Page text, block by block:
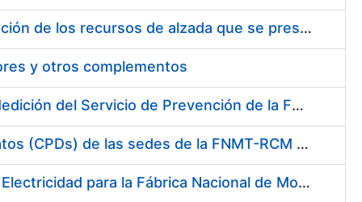
Servicios de una empresa externa para el asesoramiento y resolución de los recursos de alzada que se presentan relacionados con procesos de selección para la FNMT-RCM
y otros complementos
Servicio de Calibración y Verificación Externa de los Equipos de Medición del Servicio de Prevención de la FNMT-RCM
Conexión mediante Fibra Óptica de los Centros de Proceso de Datos (CPDs) de las sedes de la FNMT-RCM de Burgos y Madrid
Contratación de acuerdo marco para el Suministro de Material de Electricidad para la Fábrica Nacional de Moneda y Timbre-Real Casa de la Moneda en su centro de trabajo de Burgos